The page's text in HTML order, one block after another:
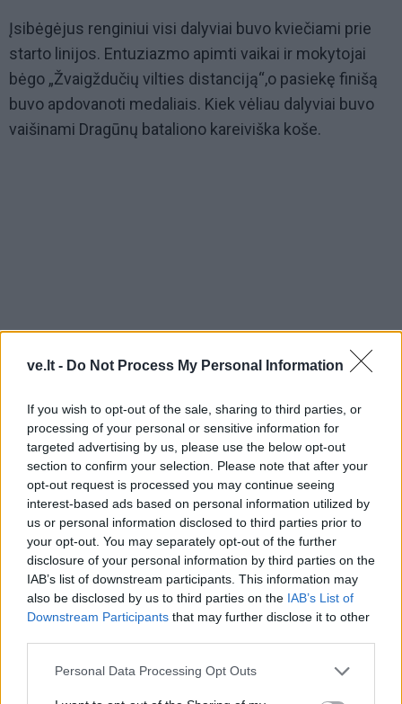
ve.lt - Do Not Process My Personal Information
If you wish to opt-out of the sale, sharing to third parties, or
processing of your personal or sensitive information for
targeted advertising by us, please use the below opt-out
section to confirm your selection. Please note that after your
opt-out request is processed you may continue seeing
interest-based ads based on personal information utilized by
us or personal information disclosed to third parties prior to
your opt-out. You may separately opt-out of the further
disclosure of your personal information by third parties on the
IAB’s list of downstream participants. This information may
also be disclosed by us to third parties on the IAB’s List of
Downstream Participants that may further disclose it to other
Personal Data Processing Opt Outs
Įsibėgėjus renginiui visi dalyviai buvo kviečiami prie
starto linijos. Entuziazmo apimti vaikai ir mokytojai
bėgo „Žvaigždučių vilties distanciją“,o pasiekę finišą
buvo apdovanoti medaliais. Kiek vėliau dalyviai buvo
vaišinami Dragūnų bataliono kareiviška koše.
„Šiandien šioje šventėje esu pakviesta dalyvauti kaip
svečias ir esu tikrai sužavėta „Medeinės“ mokyklos ir
Vilties miesto organizuojama gražia sporto švente.
Manau, sveikatos ir gerą savijautą mums suteikia
sportas, judėjimas. Kaip matau, tai ir yra šios šventės
idėja, kad vaikai kuo daugiau judėtų, refleksai geresni
bus ir mąstysena, vaiko sveikata bus geresnė. Jiems
tikrai reikia ypatingos priežiūros ir ypatingo požiūrio į
gyvenimą.